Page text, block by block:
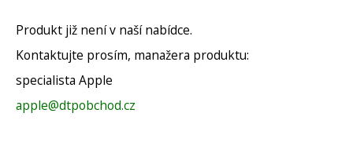
Produkt již není v naší nabídce.
Kontaktujte prosím, manažera produktu:
specialista Apple
apple@dtpobchod.cz